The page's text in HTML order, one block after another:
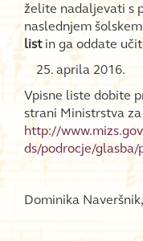
želite nadaljevati s
naslednjem
listin ga oddate
aprila 2016.
Vpisne liste dobite
strani Ministrstva
http://
ds/podrocje/
Dominika